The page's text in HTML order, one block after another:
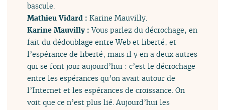
bascule.
Mathieu Vidard :Karine Mauvilly.
Karine Mauvilly :Vous parlez du décrochage, en
fait du dédoublage entre Web et liberté, et
l’espérance de liberté, mais il y en a deux autres
qui se font jour aujourd’hui : c’est le décrochage
entre les espérances qu’on avait autour de
l’Internet et les espérances de croissance. On
voit que ce n’est plus lié. Aujourd’hui les